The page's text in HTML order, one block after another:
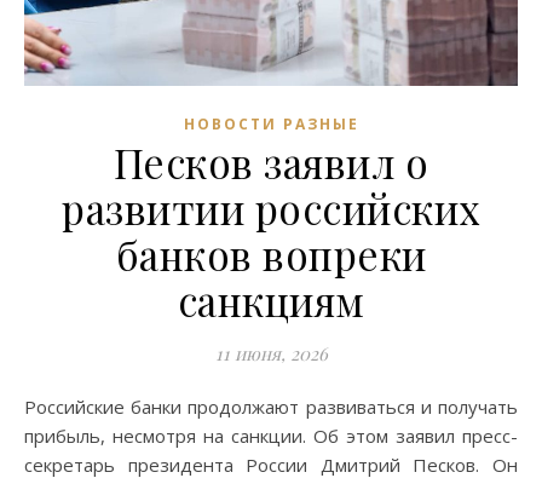
НОВОСТИ РАЗНЫЕ
Песков заявил о
развитии российских
банков вопреки
санкциям
11 июня, 2026
Российские банки продолжают развиваться и получать
прибыль, несмотря на санкции. Об этом заявил пресс-
секретарь президента России Дмитрий Песков. Он